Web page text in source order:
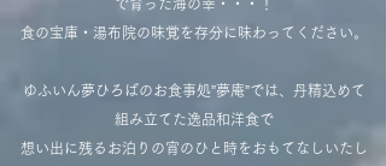
で育った海の幸・・・！
食の宝庫・湯布院の味覚を存分に味わってください。
ゆふいん夢ひろばのお食事処”夢庵”では、丹精込めて
組み立てた逸品和洋食で
想い出に残るお泊りの宵のひと時をおもてなしいたし